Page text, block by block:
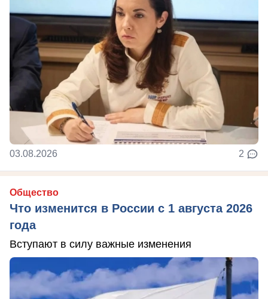
03.08.2026 2
Общество
Что изменится в России с 1 августа 2026
года
Вступают в силу важные изменения